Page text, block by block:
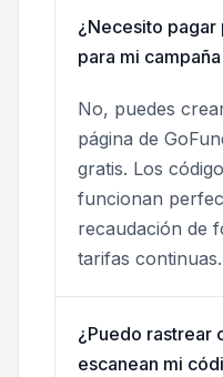
¿Necesito pagar
para mi
No, puedes
página de
gratis. Los
funcionan
recaudación de
tarifas continuas.
¿Puedo rastrear
escanean mi